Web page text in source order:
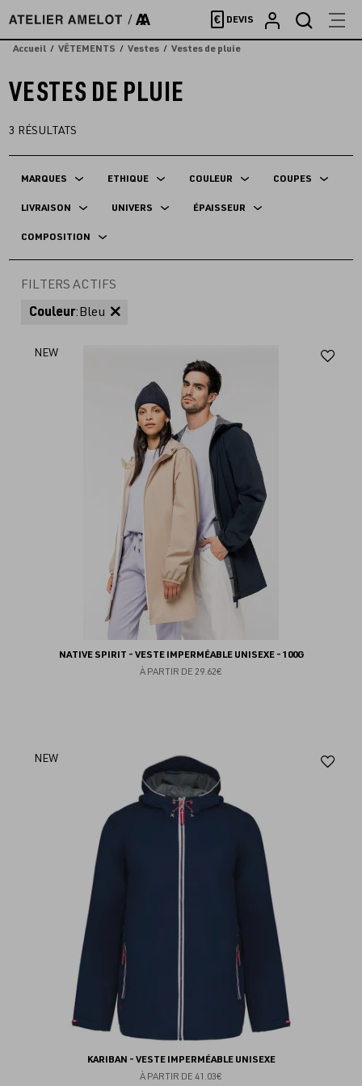
directement
au
€ DEVIS
Accueil VÊTEMENTS Vestes Vestes de pluie
VESTES DE PLUIE
3 RÉSULTATS
MARQUES ETHIQUE COULEUR COUPES
LIVRAISON UNIVERS ÉPAISSEUR
COMPOSITION
FILTERS ACTIFS
Couleur:Bleu
NEW
NATIVE SPIRIT - VESTE IMPERMÉABLE UNISEXE - 100G
À PARTIR DE 29.62€
NEW
KARIBAN - VESTE IMPERMÉABLE UNISEXE
À PARTIR DE 41.03€